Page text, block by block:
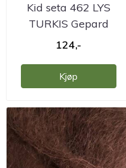
Kid seta 462 LYS
TURKIS Gepard
124,-
Kjøp